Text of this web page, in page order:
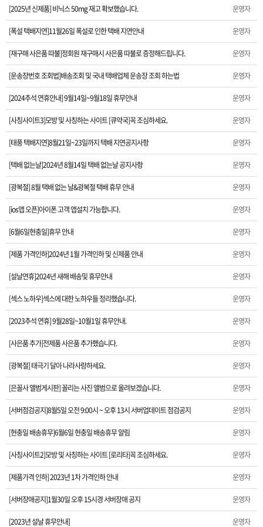
[태풍 택배지연]8월21일~23일까지 택배 지연공지사항
[택배 없는날]2024년 8월14일 택배 없는날 공지사항
[광복절] 8월 택배 없는 날&광복절 택배 휴무 안내
[ios앱 오픈]아이폰 고객 앱설치 가능합니다.
[6월6일현충일]휴무 안내
[제품 가격인하]2024년 1월 가격인하 및 신제품 안내
[설날연휴]2024년 새해 배송및 휴무안내
[섹스 노하우]섹스에 대한 노하우들 정리했습니다.
[2023추석 연휴] 9월28일~10월1일 휴무안내.
[사은품 추가]전제품 사은품 추가했습니다.
[광복절] 태극기 달아 나라사랑하세요.
[은꼴사 앨범게시판] 꼴리는 사진 앨범으로 올려보겠습니다.
[서버점검공지]8월5일 오전 9:00시 ~ 오후 13시 서버업데이트 점검공지
[현충일 배송휴무]6월6일 현충일 배송휴무 알림
[사칭사이트2]모방 및 사칭하는 사이트 [로리타]꼭 조심하세요.
[제품가격 인하] 2023년 1차 가격인하 안내
[서버장애공지]1월30일 오후 15시경 서버장애 공지
[2023년 설날 휴무안내]
[폭설지역 지연택배]총23건 전부 배송완료
[2025년 신제품] 비닉스 50mg 재고 확보했습니다. 운영자
[폭설 택배지연]11월26일 폭설로 인한 택배 지연안내 운영자
[재구매 사은품 따불]정회원 재구매시 사은품 따불로 증정해드립니다. 운영자
[운송장번호 조회법]배송조회 및 국내 택배업체 운송장 조회 하는법 운영자
[2024추석 연휴안내] 9월14일~9월18일 휴무안내 운영자
[사칭사이트3]모방 및 사칭하는 사이트 [큐약국]꼭 조심하세요. 운영자
[태풍 택배지연]8월21일~23일까지 택배 지연공지사항 운영자
[택배 없는날]2024년 8월14일 택배 없는날 공지사항 운영자
[광복절] 8월 택배 없는 날&광복절 택배 휴무 안내 운영자
[ios앱 오픈]아이폰 고객 앱설치 가능합니다. 운영자
[6월6일현충일]휴무 안내 운영자
[제품 가격인하]2024년 1월 가격인하 및 신제품 안내 운영자
[설날연휴]2024년 새해 배송및 휴무안내 운영자
[섹스 노하우]섹스에 대한 노하우들 정리했습니다. 운영자
[2023추석 연휴] 9월28일~10월1일 휴무안내. 운영자
[사은품 추가]전제품 사은품 추가했습니다. 운영자
[광복절] 태극기 달아 나라사랑하세요. 운영자
[은꼴사 앨범게시판] 꼴리는 사진 앨범으로 올려보겠습니다. 운영자
[서버점검공지]8월5일 오전 9:00시 ~ 오후 13시 서버업데이트 점검공지 운영자
[현충일 배송휴무]6월6일 현충일 배송휴무 알림 운영자
[사칭사이트2]모방 및 사칭하는 사이트 [로리타]꼭 조심하세요. 운영자
[제품가격 인하] 2023년 1차 가격인하 안내 운영자
[서버장애공지]1월30일 오후 15시경 서버장애 공지 운영자
[2023년 설날 휴무안내] 운영자